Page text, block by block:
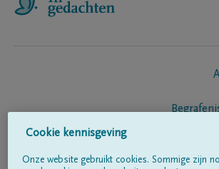
Cookie kennisgeving
Onze website gebruikt cookies. Sommige zijn